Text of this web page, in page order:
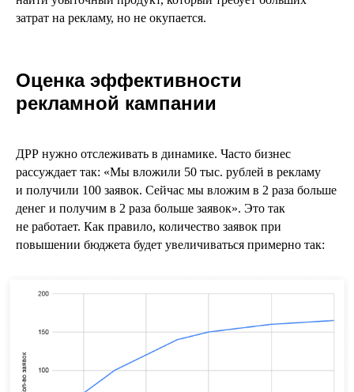
затрат на рекламу, но не окупается.
Оценка эффективности
рекламной кампании
ДРР нужно отслеживать в динамике. Часто бизнес
рассуждает так: «Мы вложили 50 тыс. рублей в рекламу
и получили 100 заявок. Сейчас мы вложим в 2 раза больше
денег и получим в 2 раза больше заявок». Это так
не работает. Как правило, количество заявок при
повышении бюджета будет увеличиваться примерно так: